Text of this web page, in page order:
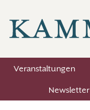
Veranstaltungen
Newsletter